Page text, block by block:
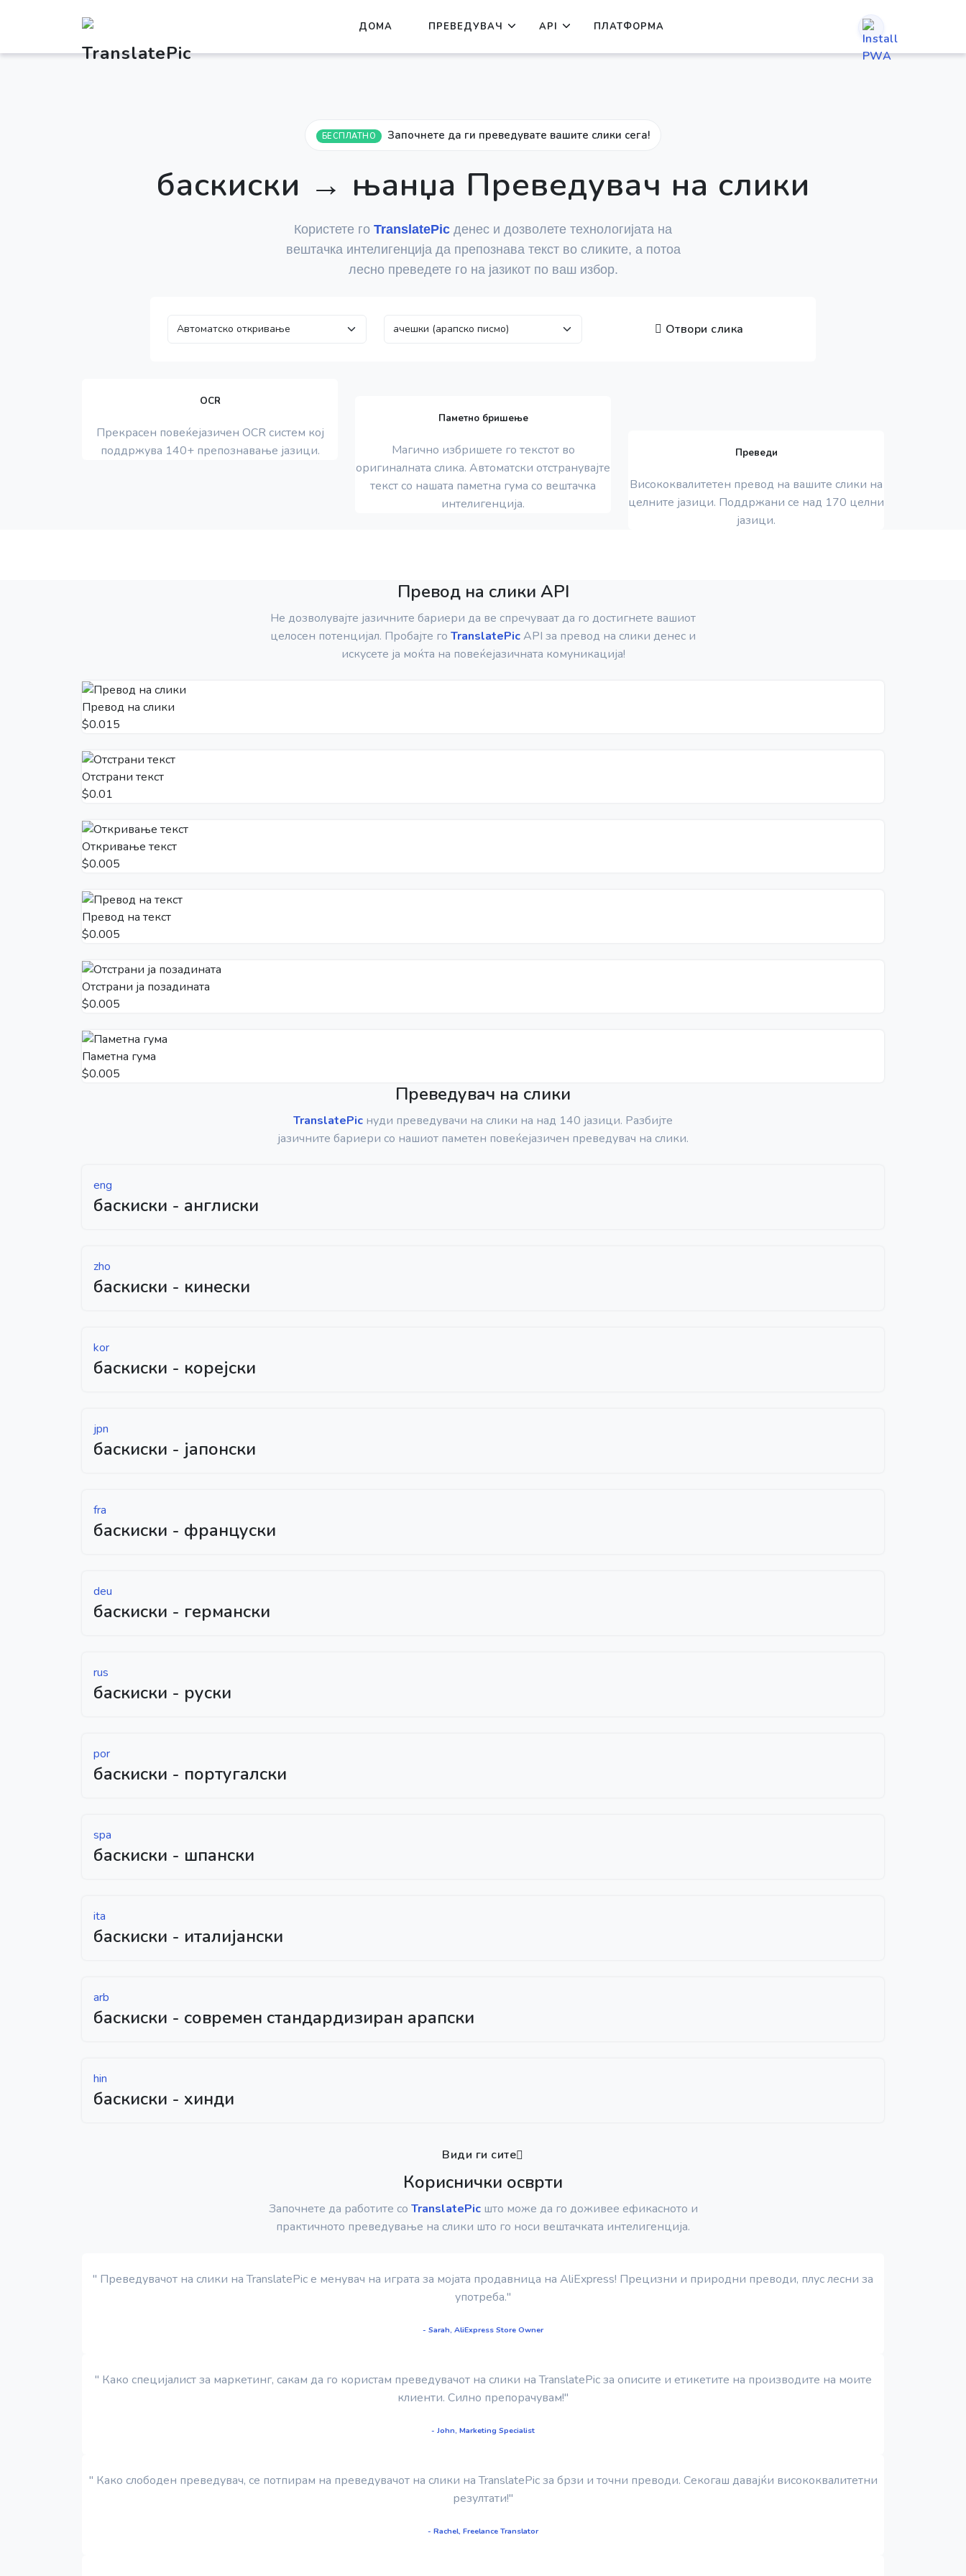
ДОМА ПРЕВЕДУВАЧ API ПЛАТФОРМА
БЕСПЛАТНО Започнете да ги преведувате вашите слики сега!
баскиски → њанџа Преведувач на слики
Користете го TranslatePic денес и дозволете технологијата на
вештачка интелигенција да препознава текст во сликите, а потоа
лесно преведете го на јазикот по ваш избор.
Отвори слика
OCR
Прекрасен повеќејазичен OCR систем кој
поддржува 140+ препознавање јазици.
Паметно бришење
Магично избришете го текстот во
оригиналната слика. Автоматски отстранувајте
текст со нашата паметна гума со вештачка
интелигенција.
Преведи
Висококвалитетен превод на вашите слики на
целните јазици. Поддржани се над 170 целни
јазици.
Превод на слики API
Не дозволувајте јазичните бариери да ве спречуваат да го достигнете вашиот
целосен потенцијал. Пробајте го TranslatePicAPI за превод на слики денес и
искусете ја моќта на повеќејазичната комуникација!
Превод на слики
$0.015
Отстрани текст
$0.01
Откривање текст
$0.005
Превод на текст
$0.005
Отстрани ја позадината
$0.005
Паметна гума
$0.005
Преведувач на слики
TranslatePic нуди преведувачи на слики на над 140 јазици. Разбијте
јазичните бариери со нашиот паметен повеќејазичен преведувач на слики.
eng
баскиски - англиски
zho
баскиски - кинески
kor
баскиски - корејски
jpn
баскиски - јапонски
fra
баскиски - француски
deu
баскиски - германски
rus
баскиски - руски
por
баскиски - португалски
spa
баскиски - шпански
ita
баскиски - италијански
arb
баскиски - современ стандардизиран арапски
hin
баскиски - хинди
Види ги сите
Кориснички осврти
Започнете да работите со TranslatePicшто може да го доживее ефикасното и
практичното преведување на слики што го носи вештачката интелигенција.
" Преведувачот на слики на TranslatePic е менувач на играта за мојата продавница на AliExpress! Прецизни и природни преводи, плус лесни за
употреба."
- Sarah, AliExpress Store Owner
" Како специјалист за маркетинг, сакам да го користам преведувачот на слики на TranslatePic за описите и етикетите на производите на моите
клиенти. Силно препорачувам!"
- John, Marketing Specialist
" Како слободен преведувач, се потпирам на преведувачот на слики на TranslatePic за брзи и точни преводи. Секогаш давајќи висококвалитетни
резултати!"
- Rachel, Freelance Translator